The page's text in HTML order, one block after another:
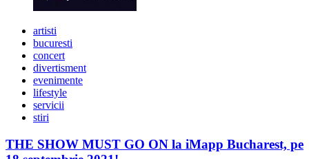
artisti
bucuresti
concert
divertisment
evenimente
lifestyle
servicii
stiri
THE SHOW MUST GO ON la iMapp Bucharest, pe